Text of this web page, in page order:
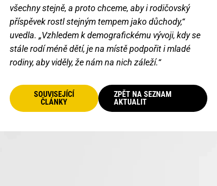
všechny stejně, a proto chceme, aby i rodičovský
příspěvek rostl stejným tempem jako důchody,“
uvedla. „Vzhledem k demografickému vývoji, kdy se
stále rodí méně dětí, je na místě podpořit i mladé
rodiny, aby viděly, že nám na nich záleží.“
SOUVISEJÍCÍ
ČLÁNKY
ZPĚT NA SEZNAM
AKTUALIT